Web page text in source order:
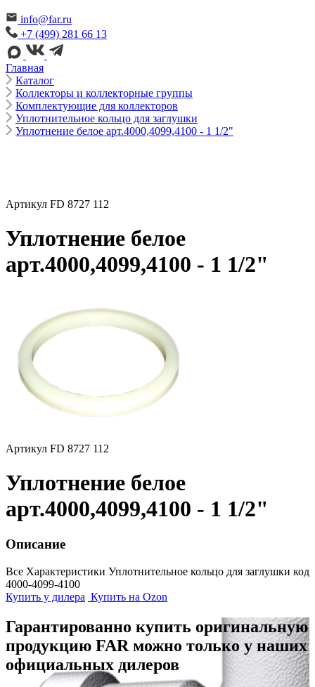
info@far.ru
+7 (499) 281 66 13
Главная
Каталог
Коллекторы и коллекторные группы
Комплектующие для коллекторов
Уплотнительное кольцо для заглушки
Уплотнение белое арт.4000,4099,4100 - 1 1/2"
Артикул FD 8727 112
Уплотнение белое
арт.4000,4099,4100 - 1 1/2"
Артикул FD 8727 112
Уплотнение белое
арт.4000,4099,4100 - 1 1/2"
Описание
Все Характеристики Уплотнительное кольцо для заглушки код
4000-4099-4100
Купить у дилера Купить на Ozon
Гарантированно купить оригинальную
продукцию FAR можно только у наших
официальных дилеров